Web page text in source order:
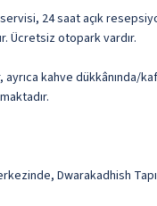
24 saat açık
Ücretsiz otopark vardır.
kahve
Dwarakadhish